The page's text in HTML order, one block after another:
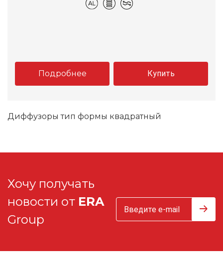
Подробнее Купить
Диффузоры тип формы квадратный
Хочу получать
новости от ERA
Group